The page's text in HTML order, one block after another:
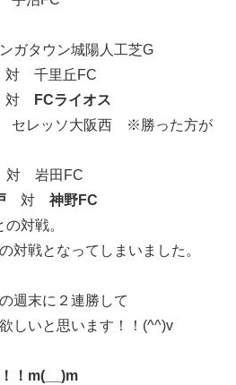
ガタウン城陽人工芝G
千里丘FC
対
FCライオス
レッソ大阪西 ※勝った方が
対 岩田FC
対 神野FC
対戦。
対戦となってしまいました。
週末に２連勝して
しいと思います！！(^^)v
！m(__)m